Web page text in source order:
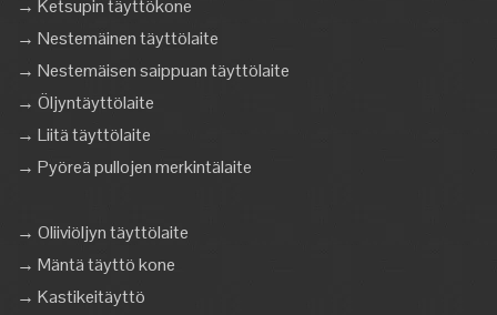
→ Ketsupin täyttökone
→ Nestemäinen täyttölaite
→ Nestemäisen saippuan täyttölaite
→ Öljyntäyttölaite
→ Liitä täyttölaite
→ Pyöreä pullojen merkintälaite
→ Oliiviöljyn täyttölaite
→ Mäntä täyttö kone
→ Kastikeitäyttö